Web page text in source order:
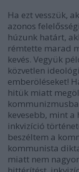
Ha ezt vesszük,
azonos
húzunk határt,
rémtette marad
kevés. Vegyük
közvetlen
emberöléseket!
hitük miatt
kevesebb, mint
inkvizíció
beszéltem a
kommunista
miatt nem